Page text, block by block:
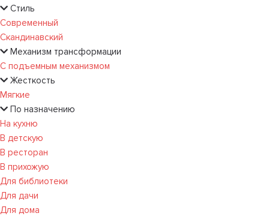
Стиль
Современный
Скандинавский
Механизм трансформации
С подъемным механизмом
Жесткость
Мягкие
По назначению
На кухню
В детскую
В ресторан
В прихожую
Для библиотеки
Для дачи
Для дома